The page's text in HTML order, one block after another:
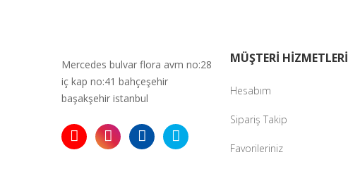
Mercedes bulvar flora avm no:28
iç kap no:41 bahçeşehir
başakşehir istanbul
MÜŞTERİ HİZMETLERİ
Hesabım
Sipariş Takip
Favorileriniz